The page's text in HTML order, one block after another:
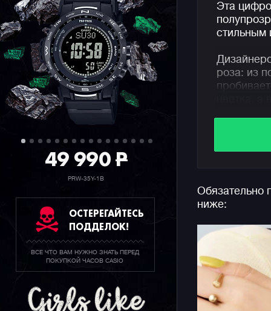
49 990P
PRW-35Y-1B
ОСТЕРЕГАЙТЕСЬ
ПОДДЕЛОК!
ВСЕ ЧТО ВАМ НУЖНО ЗНАТЬ ПЕРЕД
ПОКУПКОЙ ЧАСОВ CASIO
Эта
стильным
роза: из
Часы
также
Отметим,
стал
Обязательно
ниже: